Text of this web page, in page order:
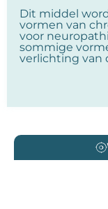
Dit middel
vormen van
voor
sommige
verlichting van